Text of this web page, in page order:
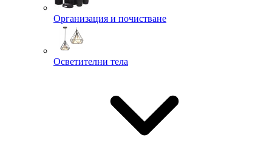
Организация и почистване
Осветителни тела